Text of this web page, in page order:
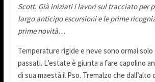
Scott. Già iniziati i lavori sul tracciato per
largo anticipo escursioni e le prime
prime novità…
Temperature rigide e neve sono ormai
passati. L’estate è giunta a fare capolino
di sua maestà il Pso. Tremalzo che dall’alto